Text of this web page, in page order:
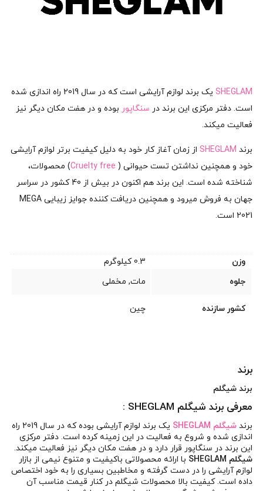
SHEGLAM
یک برند لوازم آرایشی است که در سال 2019 راه اندازی شده
است. دفتر مرکزی این برند در سنگاپور بوده و در هفت مکان دیگر نیز
فعالیت میکند.
برند SHEGLAM از زمان آغاز کار خود به دلیل کیفیت برتر لوازم آرایشی
خود و همچنین نداشتن تست حیوانی ( Cruelty free) محصولات،
شناخته شده است. این برند هم اکنون در بیش از 40 کشور در سراسر
جهان به فروش میرود و همچنین دریافت کننده جوایز زیبایی MEGA
2021 است.
وزن
0.3 کیلوگرم
جلوه
مات, مخملی
کشور سازنده چین
برند
برند شیگلم
معرفی برند شیگلم SHEGLAM :
برند شیگلم SHEGLAM
یک برند لوازم آرایشی بوده که در سال 2019 راه
اندازی شده و شروع به فعالیت در این زمینه کرده است. دفتر مرکزی
این برند در سنگاپور قرار دارد و در هفت مکان دیگر نیز فعالیت میکند.
شیگلم SHEGLAM
با ارائه محصولاتی باکیفیت و متنوع نیمی از بازار
لوازم آرایشی را در دست گرفته و مخاطبین بسیاری را به خود اختصاص
داده است. کیفیت بالا محصولات شیگلم در کنار قیمت مناسب آن